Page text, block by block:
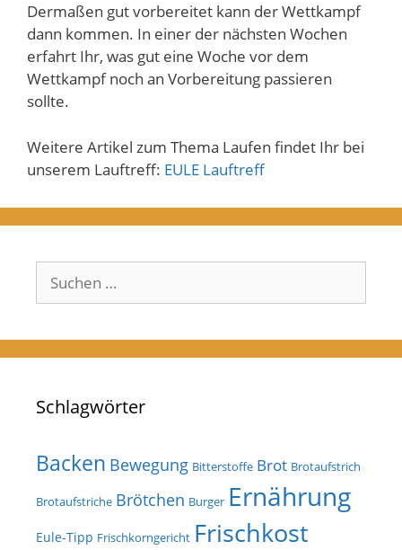
Dermaßen gut vorbereitet kann der Wettkampf
dann kommen. In einer der nächsten Wochen
erfahrt Ihr, was gut eine Woche vor dem
Wettkampf noch an Vorbereitung passieren
sollte.
Weitere Artikel zum Thema Laufen findet Ihr bei
unserem Lauftreff: EULE Lauftreff
Suchen
nach:
Schlagwörter
Backen Bewegung Bitterstoffe Brot Brotaufstrich
Brotaufstriche Brötchen Burger Ernährung
Eule-Tipp Frischkorngericht Frischkost